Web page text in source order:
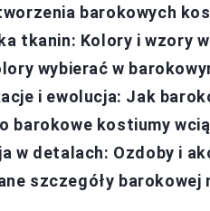
barokowych
tkanin: Kolory i wzory
wybierać w
i ewolucja: Jak
barokowe kostiumy
w detalach: Ozdoby i
szczegóły barokowej